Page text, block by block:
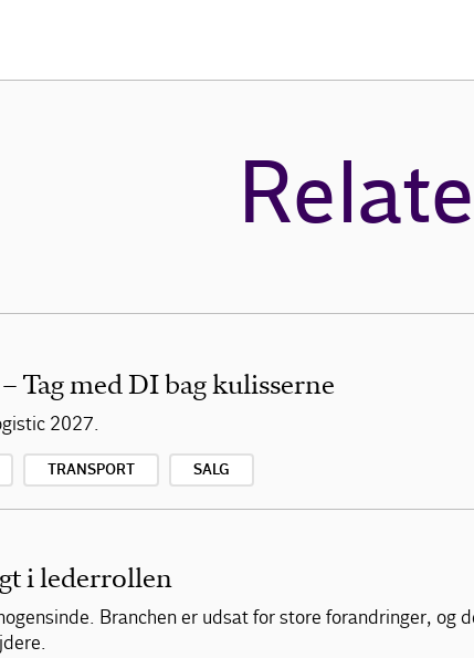
Tag med DI bag kulisserne
2027.
TRANSPORT SALG
i lederrollen
Branchen er udsat for store forandringer, og